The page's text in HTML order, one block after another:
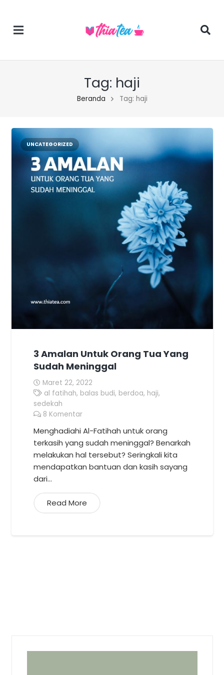
Tag: haji
Beranda Tag: haji
UNCATEGORIZED
3 Amalan Untuk Orang Tua Yang
Sudah Meninggal
Maret 22, 2022
al fatihah, balas budi, berdoa, haji,
sedekah
8 Komentar
Menghadiahi Al-Fatihah untuk orang
terkasih yang sudah meninggal? Benarkah
melakukan hal tersebut? Seringkali kita
mendapatkan bantuan dan kasih sayang
dari…
Read More